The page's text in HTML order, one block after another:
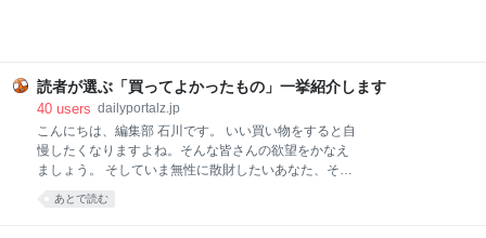
調理するのは、面倒くさい。特に夏は外出するのも調
理するのも暑くて億劫。そんなときでも、手軽に本格
麻婆豆腐が味わえるのがこちらの商品です。 熱湯で約
4〜5分あたためて（電子レンジであたためる場合は
500Wで約2分）、ご飯にかけるだけ。初めて食べたと
きは、正
読者が選ぶ「買ってよかったもの」一挙紹介します
40 users dailyportalz.jp
こんにちは、編集部 石川です。 いい買い物をすると自
慢したくなりますよね。そんな皆さんの欲望をかなえ
ましょう。 そしていま無性に散財したいあなた、そん
主義の手先となった我々人類にもたらされる癒しのひ
あとで読む